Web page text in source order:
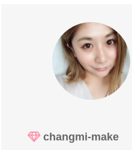
changmi-make